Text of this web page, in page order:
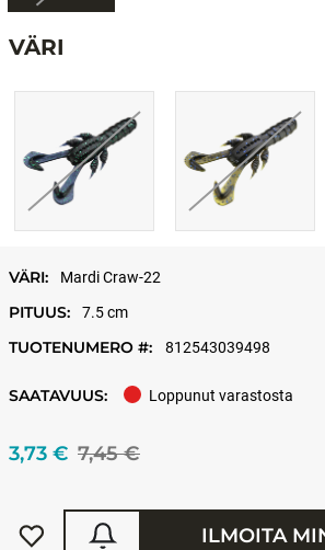
VÄRI
VÄRI: Mardi Craw-22
PITUUS: 7.5 cm
TUOTENUMERO #: 812543039498
SAATAVUUS: Loppunut varastosta
7,45 €
3,73 €
ILMOITA